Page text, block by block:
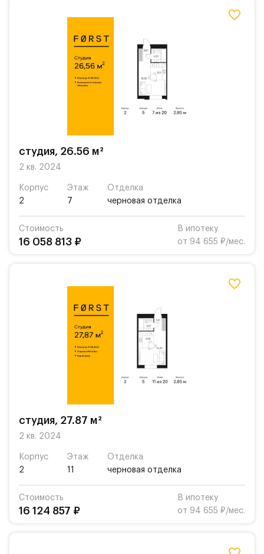
студия, 26.56 м²
2 кв. 2024
Корпус
2
Этаж
7
Отделка
черновая отделка
Стоимость
16 058 813 ₽
В ипотеку
от 94 655 ₽/мес.
студия, 27.87 м²
2 кв. 2024
Корпус
2
Этаж
11
Отделка
черновая отделка
Стоимость
16 124 857 ₽
В ипотеку
от 94 655 ₽/мес.